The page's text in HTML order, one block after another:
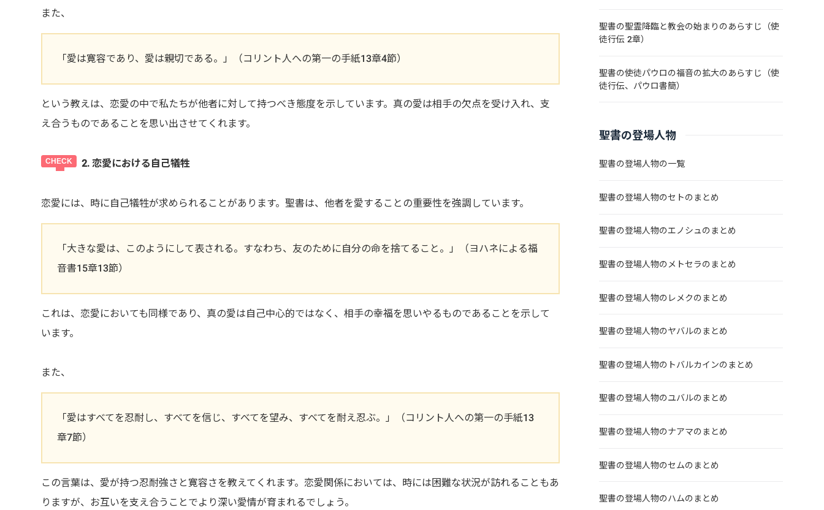
また、
「愛は寛容であり、愛は親切である。」（コリント人への第一の手紙13章4節）
という教えは、恋愛の中で私たちが他者に対して持つべき態度を示しています。真の愛は相手の欠点を受け入れ、支
え合うものであることを思い出させてくれます。
2. 恋愛における自己犠牲
恋愛には、時に自己犠牲が求められることがあります。聖書は、他者を愛することの重要性を強調しています。
「大きな愛は、このようにして表される。すなわち、友のために自分の命を捨てること。」（ヨハネによる福
音書15章13節）
これは、恋愛においても同様であり、真の愛は自己中心的ではなく、相手の幸福を思いやるものであることを示して
います。
また、
「愛はすべてを忍耐し、すべてを信じ、すべてを望み、すべてを耐え忍ぶ。」（コリント人への第一の手紙13
章7節）
この言葉は、愛が持つ忍耐強さと寛容さを教えてくれます。恋愛関係においては、時には困難な状況が訪れることもあ
りますが、お互いを支え合うことでより深い愛情が育まれるでしょう。
聖書の聖霊降臨と教会の始まりのあらすじ（使
徒行伝 2章）
聖書の使徒パウロの福音の拡大のあらすじ（使
徒行伝、パウロ書簡）
聖書の登場人物
聖書の登場人物の一覧
聖書の登場人物のセトのまとめ
聖書の登場人物のエノシュのまとめ
聖書の登場人物のメトセラのまとめ
聖書の登場人物のレメクのまとめ
聖書の登場人物のヤバルのまとめ
聖書の登場人物のトバルカインのまとめ
聖書の登場人物のユバルのまとめ
聖書の登場人物のナアマのまとめ
聖書の登場人物のセムのまとめ
聖書の登場人物のハムのまとめ